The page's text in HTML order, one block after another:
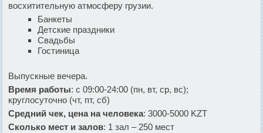
восхитительную атмосферу грузии.
Банкеты
Детские праздники
Свадьбы
Гостиница
Выпускные вечера.
Время работы: с 09:00-24:00 (пн, вт, ср, вс);
круглосуточно (чт, пт, сб)
Средний чек, цена на человека: 3000-5000 KZT
Сколько мест и залов: 1 зал – 250 мест